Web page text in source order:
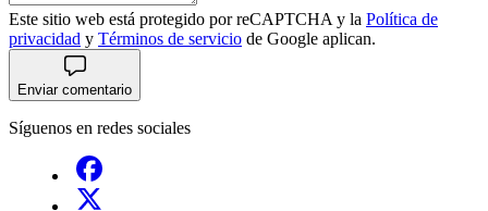
Este sitio web está protegido por reCAPTCHA y la Política de
privacidad y Términos de servicio de Google aplican.
Enviar comentario
Síguenos en redes sociales